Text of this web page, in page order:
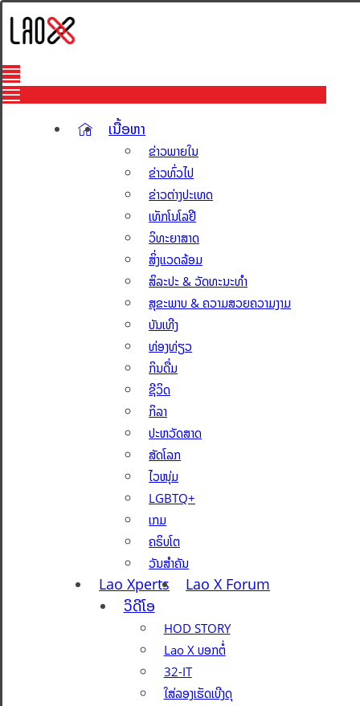
ເນື້ອຫາ
ຂ່າວພາຍໃນ
ຂ່າວທົ່ວໄປ
ຂ່າວຕ່າງປະເທດ
ເທັກໂນໂລຢີ
ວິທະຍາສາດ
ສິ່ງແວດລ້ອມ
ສິລະປະ & ວັດທະນະທຳ
ສຸຂະພາບ & ຄວາມສວຍຄວາມງາມ
ບັນເທີງ
ທ່ອງທ່ຽວ
ກິນດື່ມ
ຊີວິດ
ກິລາ
ປະຫວັດສາດ
ສັດໂລກ
ໄວໜຸ່ມ
LGBTQ+
ເກມ
ຄຣິບໂຕ
ວັນສຳຄັນ
Lao Xperts
Lao X Forum
ວິດີໂອ
HOD STORY
Lao X ບອກຕໍ່
32-IT
ໃສ່ລອງເຮັດເບີງດຸ